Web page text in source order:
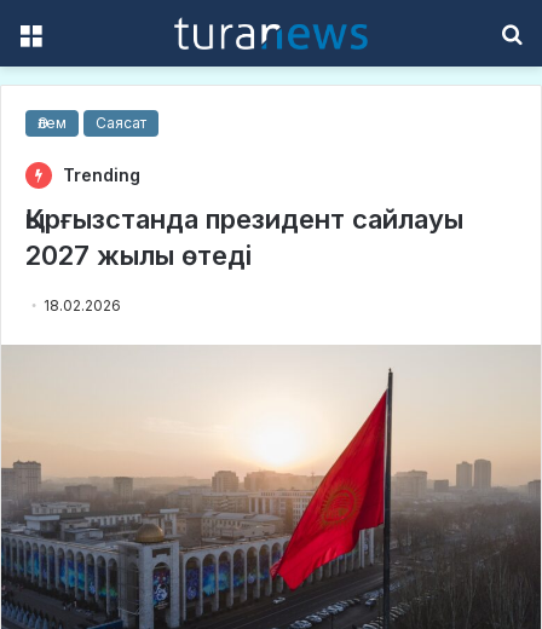
Әлем Саясат
Trending
Қырғызстанда президент сайлауы
2027 жылы өтеді
18.02.2026